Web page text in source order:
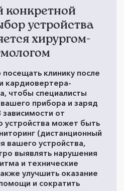
конкретной
устройства
хирургом-
клинику после
кардиовертера-
чтобы специалисты
прибора и заряд
зависимости от
устройства может быть
(дистанционный
вашего устройства,
выявлять нарушения
и технические
улучшить оказание
и сократить